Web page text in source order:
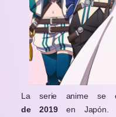
La serie anime se
de 2019en Japón.